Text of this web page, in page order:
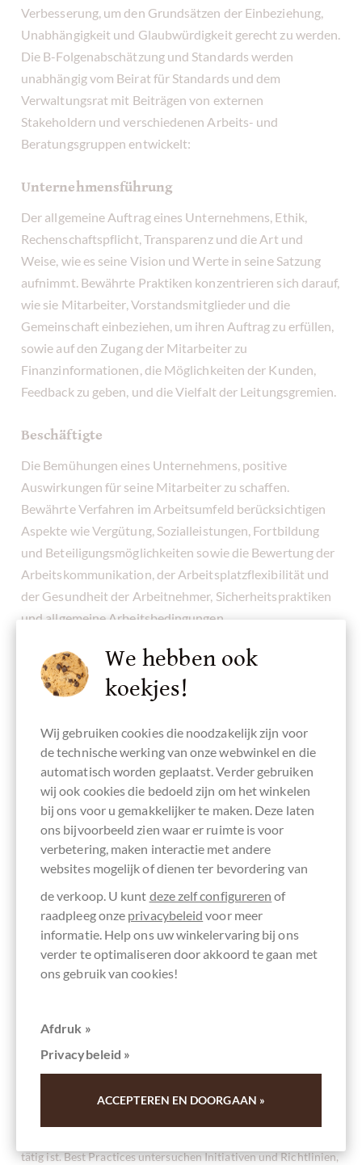
Verbesserung, um den Grundsätzen der Einbeziehung,
Unabhängigkeit und Glaubwürdigkeit gerecht zu werden.
Die B-Folgenabschätzung und Standards werden
unabhängig vom Beirat für Standards und dem
Verwaltungsrat mit Beiträgen von externen
Stakeholdern und verschiedenen Arbeits- und
Beratungsgruppen entwickelt:
Unternehmensführung
Der allgemeine Auftrag eines Unternehmens, Ethik,
Rechenschaftspflicht, Transparenz und die Art und
Weise, wie es seine Vision und Werte in seine Satzung
aufnimmt. Bewährte Praktiken konzentrieren sich darauf,
wie sie Mitarbeiter, Vorstandsmitglieder und die
Gemeinschaft einbeziehen, um ihren Auftrag zu erfüllen,
sowie auf den Zugang der Mitarbeiter zu
Finanzinformationen, die Möglichkeiten der Kunden,
Feedback zu geben, und die Vielfalt der Leitungsgremien.
Beschäftigte
Die Bemühungen eines Unternehmens, positive
Auswirkungen für seine Mitarbeiter zu schaffen.
Bewährte Verfahren im Arbeitsumfeld berücksichtigen
Aspekte wie Vergütung, Sozialleistungen, Fortbildung
und Beteiligungsmöglichkeiten sowie die Bewertung der
Arbeitskommunikation, der Arbeitsplatzflexibilität und
der Gesundheit der Arbeitnehmer, Sicherheitspraktiken
und allgemeine Arbeitsbedingungen.
Kunden
Wie ein Unternehmen seinen Kunden dient und
Allgemeinwohl dienen. Mit Best Practices wird
untersucht, ob ein Unternehmen einen Mehrwert für das
Leben seiner Kunden schafft, indem es wichtige
Dienstleistungen wie Bildung, Gesundheitsfürsorge und
Finanzmanagement anbietet und sich für ethisches
Marketing, Datenschutz und -sicherheit sowie Feedback-
Kanäle einsetzt.
Umwelt
Wie ein Unternehmen auf einen nachhaltigeren und
regenerativeren Planeten hinarbeitet, indem es seinen
ökologischen Fußabdruck verkleinert und die Auswirkungen
auf Luft, Klima, Wasser, Land und Artenvielfalt in den
Emissionen, des Ressourcen- und Energieverbrauchs sowie der
Lieferkette eines Unternehmens untersucht.
Gemeinschaft
Wie ein Unternehmen zum wirtschaftlichen und sozialen
tätig ist. Best Practices untersuchen Initiativen und Richtlinien,
We hebben ook
koekjes!
Wij gebruiken cookies die noodzakelijk zijn voor
de technische werking van onze webwinkel en die
automatisch worden geplaatst. Verder gebruiken
wij ook cookies die bedoeld zijn om het winkelen
bij ons voor u gemakkelijker te maken. Deze laten
ons bijvoorbeeld zien waar er ruimte is voor
verbetering, maken interactie met andere
websites mogelijk of dienen ter bevordering van
de verkoop. U kunt deze zelf configureren of
raadpleeg onze privacybeleid voor meer
informatie. Help ons uw winkelervaring bij ons
verder te optimaliseren door akkoord te gaan met
ons gebruik van cookies!
Afdruk »
Privacybeleid »
ACCEPTEREN EN DOORGAAN »